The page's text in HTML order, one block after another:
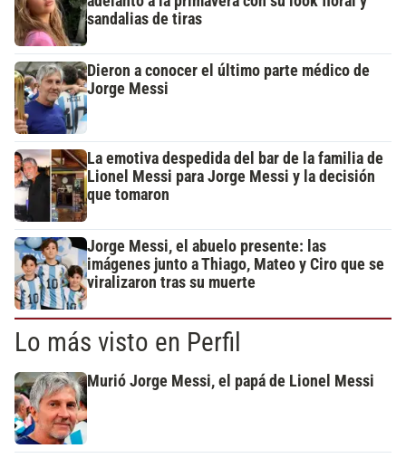
sandalias de tiras
Dieron a conocer el último parte médico de
Jorge Messi
La emotiva despedida del bar de la familia de
Lionel Messi para Jorge Messi y la decisión
que tomaron
Jorge Messi, el abuelo presente: las
imágenes junto a Thiago, Mateo y Ciro que se
viralizaron tras su muerte
Lo más visto en Perfil
Murió Jorge Messi, el papá de Lionel Messi